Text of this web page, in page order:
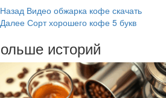
Post
Navigation
Назад Видео обжарка кофе скачать
Далее Сорт хорошего кофе 5 букв
историй